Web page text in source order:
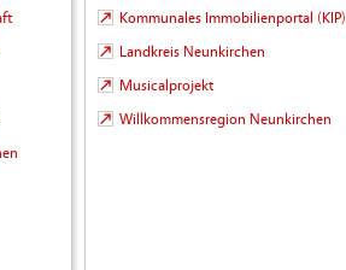
Kommunales Immobilienportal (KIP)
Landkreis Neunkirchen
Musicalprojekt
Willkommensregion Neunkirchen